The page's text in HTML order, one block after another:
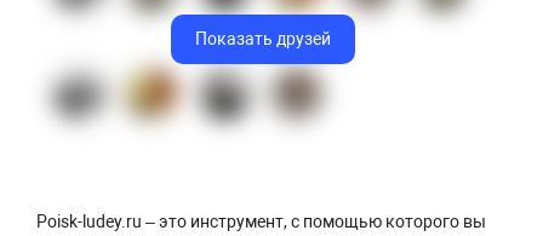
Показать друзей
Poisk-ludey.ru – это инструмент, с помощью которого вы